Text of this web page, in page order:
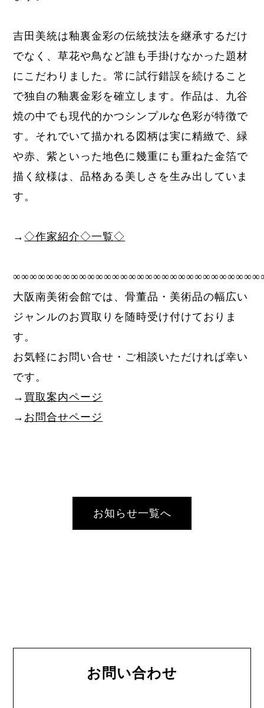
吉田美統は釉裏金彩の伝統技法を継承するだけ
でなく、草花や鳥など誰も手掛けなかった題材
にこだわりました。常に試行錯誤を続けること
で独自の釉裏金彩を確立します。作品は、九谷
焼の中でも現代的かつシンプルな色彩が特徴で
す。それでいて描かれる図柄は実に精緻で、緑
や赤、紫といった地色に幾重にも重ねた金箔で
描く紋様は、品格ある美しさを生み出していま
す。
→◇作家紹介◇一覧◇
大阪南美術会館では、骨董品・美術品の幅広い
ジャンルのお買取りを随時受け付けておりま
す。
お気軽にお問い合せ・ご相談いただければ幸い
です。
→ 買取案内ページ
→ お問合せページ
お知らせ一覧へ
お問い合わせ